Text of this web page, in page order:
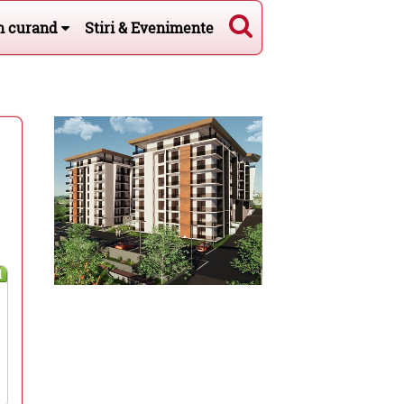
curand Stiri & Evenimente